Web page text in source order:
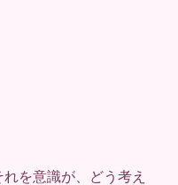
を意識が、どう考え